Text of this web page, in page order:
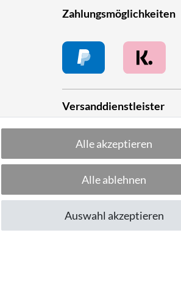
Zahlungsmöglichkeiten
Versanddienstleister
Folge uns!
Alle akzeptieren
Alle ablehnen
Auswahl akzeptieren